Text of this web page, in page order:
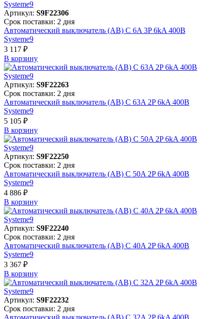
Артикул: S9F22306
Срок поставки: 2 дня
Автоматический выключатель (АВ) C 6A 3P 6kA 400В
Systeme9
3 117 ₽
В корзинy
Артикул: S9F22263
Срок поставки: 2 дня
Автоматический выключатель (АВ) C 63A 2P 6kA 400В
Systeme9
5 105 ₽
В корзинy
Артикул: S9F22250
Срок поставки: 2 дня
Автоматический выключатель (АВ) C 50A 2P 6kA 400В
Systeme9
4 886 ₽
В корзинy
Артикул: S9F22240
Срок поставки: 2 дня
Автоматический выключатель (АВ) C 40A 2P 6kA 400В
Systeme9
3 367 ₽
В корзинy
Артикул: S9F22232
Срок поставки: 2 дня
Автоматический выключатель (АВ) C 32A 2P 6kA 400В